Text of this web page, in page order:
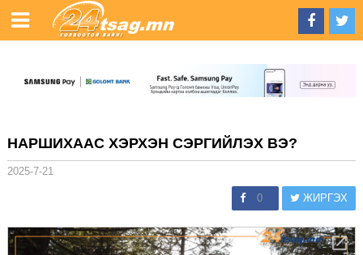
НАРШИХААС ХЭРХЭН СЭРГИЙЛЭХ ВЭ?
2025-7-21
0 ЖИРГЭХ